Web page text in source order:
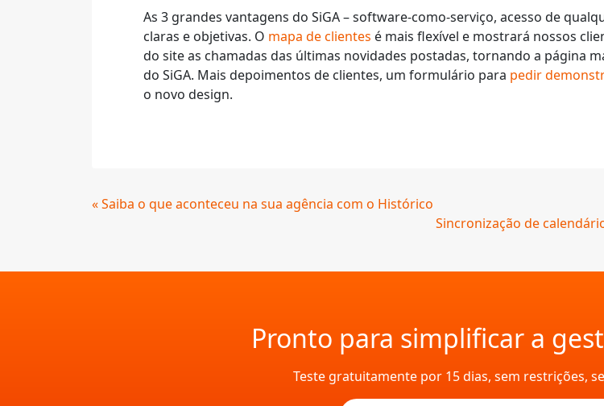
As 3 grandes vantagens do SiGA – software-como-serviço, acesso de
claras e objetivas. O mapa de clientes é mais flexível e mostrará nossos
do site as chamadas das últimas novidades postadas, tornando a página
do SiGA. Mais depoimentos de clientes, um formulário para pedir
o novo design.
Continue
« Saiba o que aconteceu na sua agência com o Histórico
Sincronização de
Pronto para simplificar a
Teste gratuitamente por 15 dias, sem restrições,